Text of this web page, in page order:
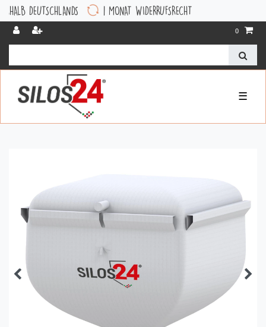
1 MONAT WIDERRUFSRECHT
0
☰